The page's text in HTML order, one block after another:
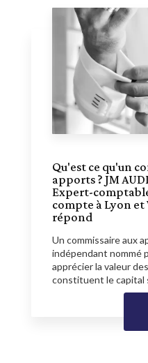
Qu'est ce qu'un
apports ? JM
Expert-
compte à Lyon
répond
Un commissaire aux
indépendant nommé
apprécier la valeur
constituent le capital